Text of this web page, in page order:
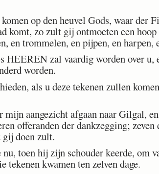
op den heuvel Gods, waar der
komt, zo zult gij ontmoeten een
en trommelen, en pijpen, en
HEEREN zal vaardig worden over
worden.
als u deze tekenen zullen
aangezicht afgaan naar Gilgal,
offeranden der dankzegging;
gij doen zult.
nu, toen hij zijn schouder keerde, om
tekenen kwamen ten zelven dage.